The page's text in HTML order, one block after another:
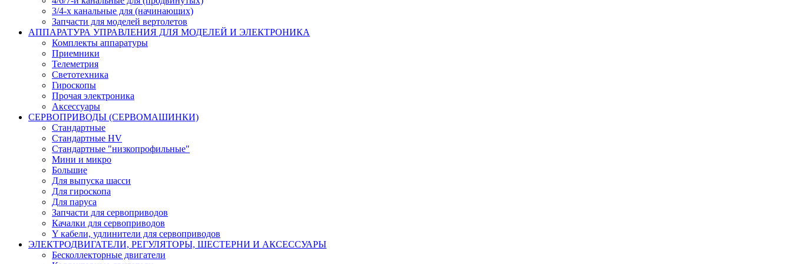
3/4-х канальные для (начинающих)
Запчасти для моделей вертолетов
АППАРАТУРА УПРАВЛЕНИЯ ДЛЯ МОДЕЛЕЙ И ЭЛЕКТРОНИКА
Комплекты аппаратуры
Приемники
Телеметрия
Светотехника
Гироскопы
Прочая электроника
Аксессуары
СЕРВОПРИВОДЫ (СЕРВОМАШИНКИ)
Стандартные
Стандартные HV
Стандартные "низкопрофильные"
Мини и микро
Большие
Для выпуска шасси
Для гироскопа
Для паруса
Запчасти для сервоприводов
Качалки для сервоприводов
Y кабели, удлинители для сервоприводов
ЭЛЕКТРОДВИГАТЕЛИ, РЕГУЛЯТОРЫ, ШЕСТЕРНИ И АКСЕССУАРЫ
Бесколлекторные двигатели